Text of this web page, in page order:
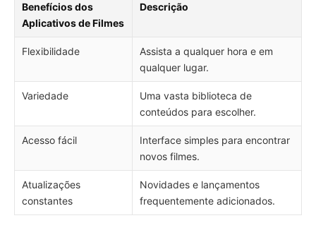
Benefícios dos
Aplicativos de Filmes
Descrição
Flexibilidade
Assista a qualquer hora e em
qualquer lugar.
Variedade
Uma vasta biblioteca de
conteúdos para escolher.
Acesso fácil
Interface simples para encontrar
novos filmes.
Atualizações
constantes
Novidades e lançamentos
frequentemente adicionados.